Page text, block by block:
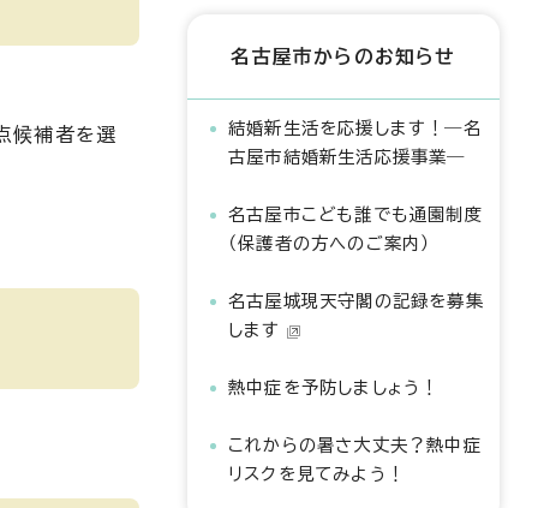
候補者を選
名古屋市からのお知らせ
結婚新生活を応援します！―名
古屋市結婚新生活応援事業―
名古屋市こども誰でも通園制度
（保護者の方へのご案内）
名古屋城現天守閣の記録を募集
します
熱中症を予防しましょう！
これからの暑さ大丈夫？熱中症
リスクを見てみよう！